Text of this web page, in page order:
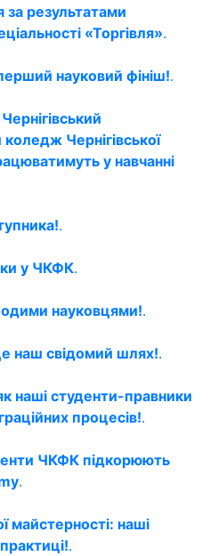
за результатами
«Торгівля».
науковий фініш!.
Чернігівської
у навчанні
.
у ЧКФК.
науковцями!.
наш свідомий шлях!.
наші студенти-правники
процесів!.
ЧКФК підкорюють
.
майстерності: наші
.